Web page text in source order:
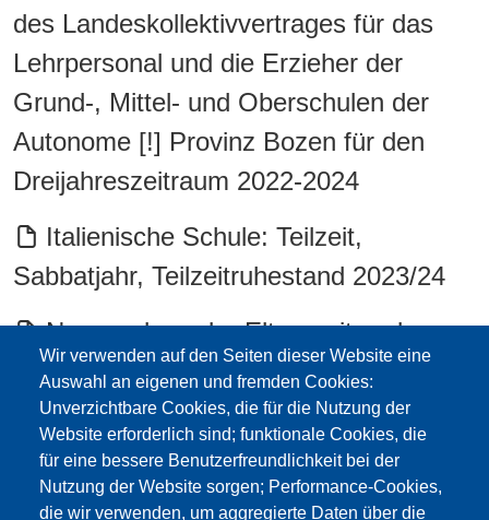
Wir verwenden auf den Seiten dieser Website eine
Auswahl an eigenen und fremden Cookies:
Unverzichtbare Cookies, die für die Nutzung der
Website erforderlich sind; funktionale Cookies, die
für eine bessere Benutzerfreundlichkeit bei der
Nutzung der Website sorgen; Performance-Cookies,
die wir verwenden, um aggregierte Daten über die
des Landeskollektivvertrages für das
Lehrpersonal und die Erzieher der
Grund-, Mittel- und Oberschulen der
Autonome [!] Provinz Bozen für den
Dreijahreszeitraum 2022-2024
Italienische Schule: Teilzeit,
Sabbatjahr, Teilzeitruhestand 2023/24
Neuregelung der Elternzeit und
anderer Abwesenheiten (2025)
Deutsche Schule: Sabbatjahr;
Freistellungen gemäß Gesetz Nr.
104/92 mit Beansprechung in Stunden